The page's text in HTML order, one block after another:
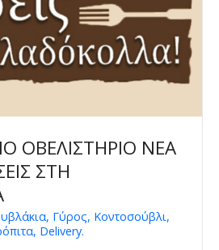
ΟΒΕΛΙΣΤΗΡΙΟ ΝΕΑ
ΣΤΗ
Γύρος, Κοντοσούβλι,
Delivery.